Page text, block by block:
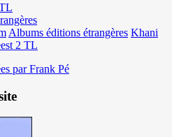
Albums éditions étrangères Khani
2 TL
par Frank Pé